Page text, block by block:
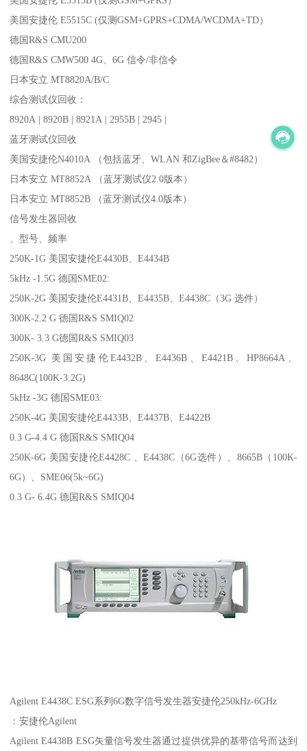
美国安捷伦 E5515C (仅测GSM+GPRS+CDMA/WCDMA+TD）
德国R&S CMU200
德国R&S CMW500 4G、6G 信令/非信令
日本安立 MT8820A/B/C
综合测试仪回收：
8920A | 8920B | 8921A | 2955B | 2945 |
蓝牙测试仪回收
美国安捷伦N4010A （包括蓝牙、WLAN 和ZigBee＆#8482）
日本安立 MT8852A （蓝牙测试仪2.0版本）
日本安立 MT8852B （蓝牙测试仪4.0版本）
信号发生器回收
、型号、频率
250K-1G 美国安捷伦E4430B、E4434B
5kHz -1.5G 德国SME02:
250K-2G 美国安捷伦E4431B、E4435B、E4438C（3G 选件）
300K-2.2 G 德国R&S SMIQ02
300K- 3.3 G德国R&S SMIQ03
250K-3G 美国安捷伦E4432B、E4436B、E4421B、HP8664A、
8648C(100K-3.2G)
5kHz -3G 德国SME03:
250K-4G 美国安捷伦E4433B、E4437B、E4422B
0.3 G-4.4 G 德国R&S SMIQ04
250K-6G 美国安捷伦E4428C 、E4438C（6G选件）、8665B（100K-
6G）、SME06(5k~6G)
0.3 G- 6.4G 德国R&S SMIQ04
Agilent E4438C ESG系列6G数字信号发生器安捷伦250kHz-6GHz
：安捷伦Agilent
Agilent E4438B ESG矢量信号发生器通过提供优异的基带信号而达到